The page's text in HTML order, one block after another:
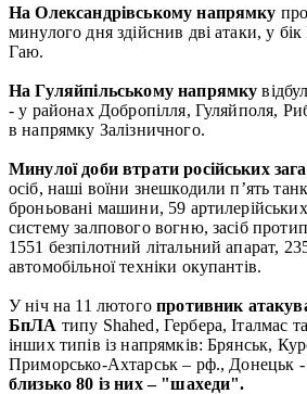
На Олександрівському напрямку
минулого дня здійснив дві атаки, у бік
Гаю.
На Гуляйпільському напрямку
- у районах Добропілля, Гуляйполя,
в напрямку Залізничного.
Минулої доби втрати російських
осіб, наші воїни знешкодили п’ять
броньовані машини, 59
систему залпового вогню, засіб
1551 безпілотний літальний апарат,
автомобільної техніки окупантів.
У ніч на 11 лютогопротивник
БпЛА типу Shahed, Гербера, Італмас
інших типів із напрямків: Брянськ,
Приморсько-Ахтарськ – рф., Донецьк
близько 80 із них – "шахеди".